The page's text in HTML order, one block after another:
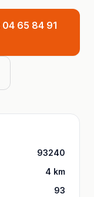
04 65 84 91
93240
4 km
93